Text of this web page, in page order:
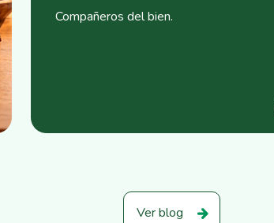
Compañeros del bien.
Ver blog